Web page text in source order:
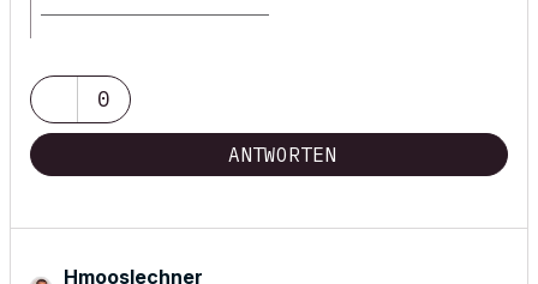
0
ANTWORTEN
Hmooslechner